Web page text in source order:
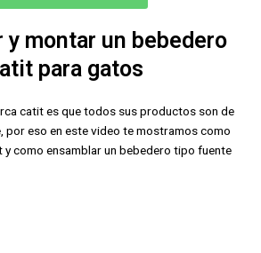
y montar un bebedero
para gatos
catit es que todos sus productos son de
por eso en este video te mostramos como
como ensamblar un bebedero tipo fuente